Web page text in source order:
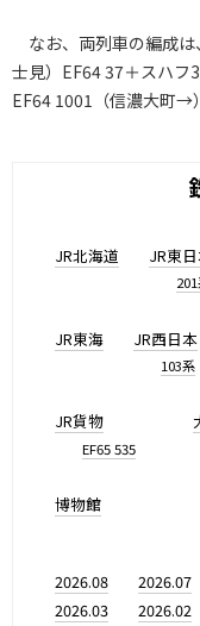
なお、両列車の編成
士見）EF64 37＋スハフ
EF64 1001（信濃大町→
JR北海道 JR東
JR東海 JR西日本
103系
JR貨物
EF65 535
博物館
2026.08 2026.07
2026.03
2026.02